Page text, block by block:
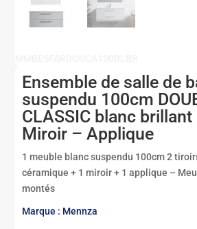
Ensemble de salle de
suspendu 100cm
CLASSIC blanc
Miroir – Applique
1 meuble blanc suspendu 100cm 2
céramique + 1 miroir + 1 applique –
montés
Marque : Mennza